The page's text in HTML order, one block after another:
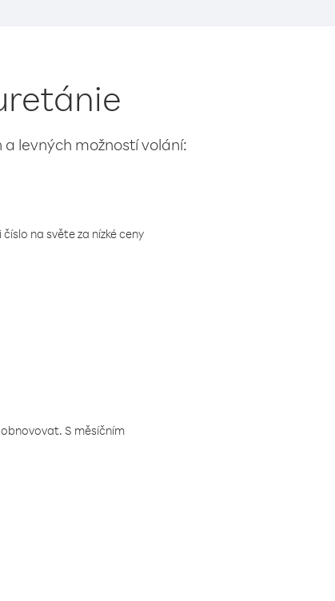
a levných možností volání:
na světe za nízké ceny
S měsíčním